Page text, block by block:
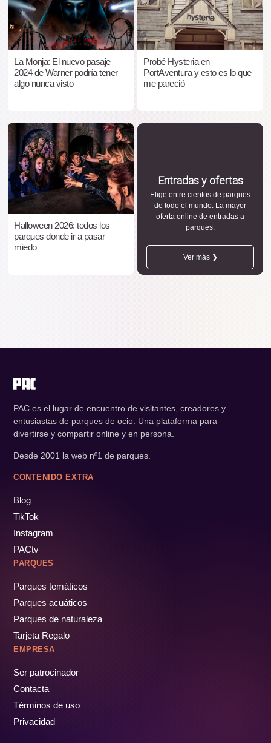
La Monja: El nuevo pasaje
2024 de Warner podría tener
algo nunca visto
Probé Hysteria en
PortAventura y esto es lo que
me pareció
Halloween 2026: todos los
parques donde ir a pasar
miedo
Entradas y ofertas
Elige entre cientos de parques
de todo el mundo. La mayor
oferta online de entradas a
parques.
Ver más ❯
PAC es el lugar de encuentro de visitantes, creadores y
entusiastas de parques de ocio. Una plataforma para
divertirse y compartir online y en persona.
Desde 2001 la web nº1 de parques.
CONTENIDO EXTRA
Blog
TikTok
Instagram
PACtv
PARQUES
Parques temáticos
Parques acuáticos
Parques de naturaleza
Tarjeta Regalo
EMPRESA
Ser patrocinador
Contacta
Términos de uso
Privacidad